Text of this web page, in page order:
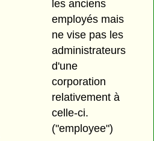
les anciens
employés mais
ne vise pas les
administrateurs
d'une
corporation
relativement à
celle-ci.
("employee")